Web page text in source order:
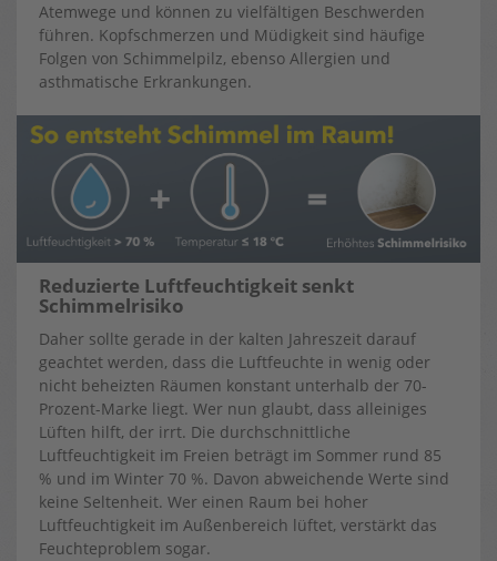
Atemwege und können zu vielfältigen Beschwerden
führen. Kopfschmerzen und Müdigkeit sind häufige
Folgen von Schimmelpilz, ebenso Allergien und
asthmatische Erkrankungen.
Reduzierte Luftfeuchtigkeit senkt
Schimmelrisiko
Daher sollte gerade in der kalten Jahreszeit darauf
geachtet werden, dass die Luftfeuchte in wenig oder
nicht beheizten Räumen konstant unterhalb der 70-
Prozent-Marke liegt. Wer nun glaubt, dass alleiniges
Lüften hilft, der irrt. Die durchschnittliche
Luftfeuchtigkeit im Freien beträgt im Sommer rund 85
% und im Winter 70 %. Davon abweichende Werte sind
keine Seltenheit. Wer einen Raum bei hoher
Luftfeuchtigkeit im Außenbereich lüftet, verstärkt das
Feuchteproblem sogar.